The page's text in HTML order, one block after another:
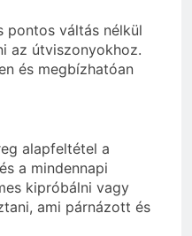
pontos váltás nélkül
az útviszonyokhoz.
és megbízhatóan
alapfeltétel a
a mindennapi
kipróbálni vagy
ami párnázott és